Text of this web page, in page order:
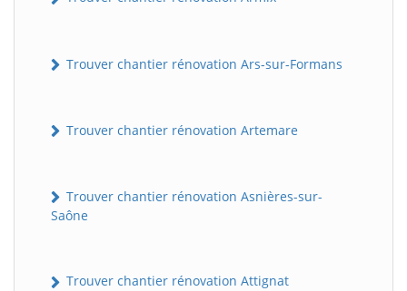
Trouver chantier rénovation Ars-sur-Formans
Trouver chantier rénovation Artemare
Trouver chantier rénovation Asnières-sur-
Saône
Trouver chantier rénovation Attignat